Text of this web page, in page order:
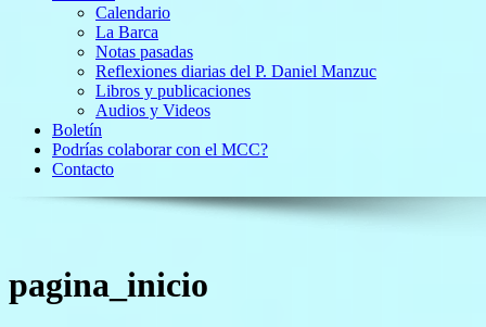
Calendario
La Barca
Notas pasadas
Reflexiones diarias del P. Daniel Manzuc
Libros y publicaciones
Audios y Videos
Boletín
Podrías colaborar con el MCC?
Contacto
pagina_inicio